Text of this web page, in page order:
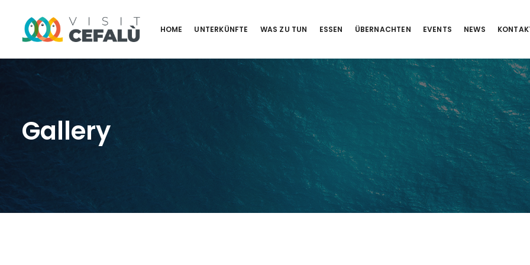
HOME UNTERKÜNFTE WAS ZU TUN ESSEN ÜBERNACHTEN EVENTS NEWS
Gallery